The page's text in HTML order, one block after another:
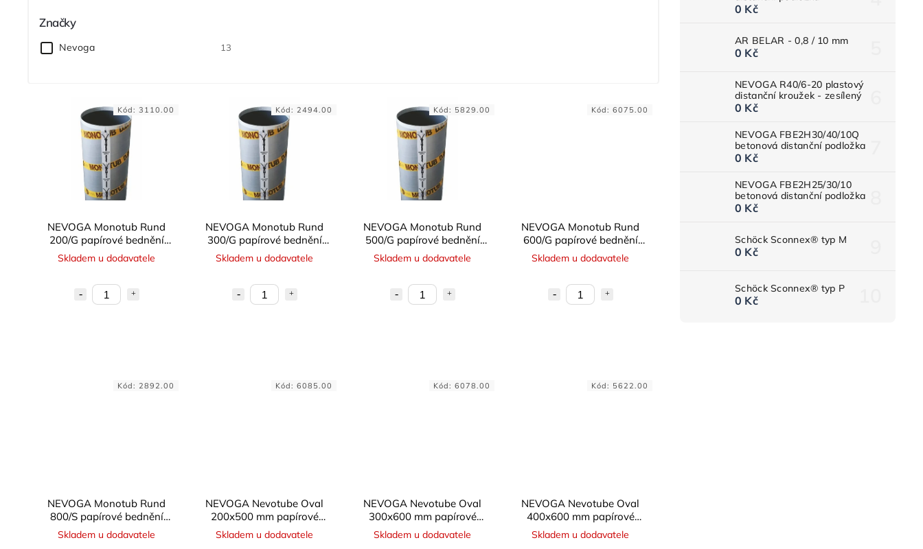
0 Kč
AR BELAR - 0,8 / 10 mm
0 Kč
NEVOGA R40/6-20 plastový
distanční kroužek - zesílený
0 Kč
NEVOGA FBE2H30/40/10Q
betonová distanční podložka
0 Kč
NEVOGA FBE2H25/30/10
betonová distanční podložka
0 Kč
Schöck Sconnex® typ M
0 Kč
Schöck Sconnex® typ P
0 Kč
Značky
Nevoga 13
NEVOGA Monotub Rund
200/G papírové bednění
kruhové - hladké
Skladem u dodavatele
Kód: 3110.00
NEVOGA Monotub Rund
300/G papírové bednění
kruhové - hladké
Skladem u dodavatele
Kód: 2494.00
NEVOGA Monotub Rund
500/G papírové bednění
kruhové - hladké
Skladem u dodavatele
Kód: 5829.00
NEVOGA Monotub Rund
600/G papírové bednění
kruhové - hladké
Skladem u dodavatele
Kód: 6075.00
NEVOGA Monotub Rund
800/S papírové bednění
kruhové - spirálové
Skladem u dodavatele
Kód: 2892.00
NEVOGA Nevotube Oval
200x500 mm papírové
bednění oválné
Skladem u dodavatele
Kód: 6085.00
NEVOGA Nevotube Oval
300x600 mm papírové
bednění oválné
Skladem u dodavatele
Kód: 6078.00
NEVOGA Nevotube Oval
400x600 mm papírové
bednění oválné
Skladem u dodavatele
Kód: 5622.00